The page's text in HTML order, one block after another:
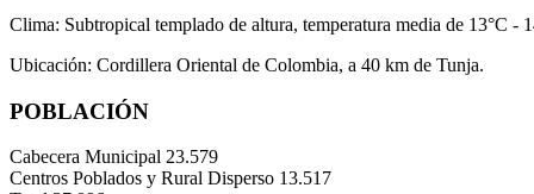
Clima: Subtropical templado de altura, temperatura media de 13°C -
Ubicación: Cordillera Oriental de Colombia, a 40 km de Tunja.
POBLACIÓN
Cabecera Municipal 23.579
Centros Poblados y Rural Disperso 13.517